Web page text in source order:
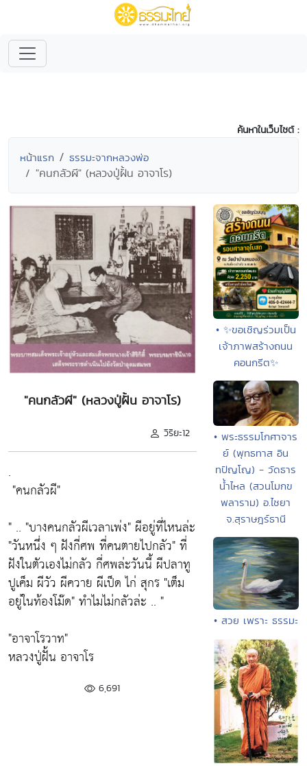
ค้นหาในเว็บไซต์ :
หน้าแรก ธรรมะจากหลวงพ่อ
"คนกลัวผี" (หลวงปู่ฝั้น อาจาโร)
"คนกลัวผี" (หลวงปู่ฝั้น อาจาโร)
วิริยะ12
.
"คนกลัวผี"
" .. "บางคนกลัวผีเวลาเพ่ง" ผีอยู่ที่ไหนล่ะ
"วันหนึ่ง ๆ ฝังกี่ศพ ที่คนตายไปกลัว"ที่
ฝังในตัวเองไม่กลัว กี่ศพล่ะวันนี้ ผีปลาทู
ปูเค็ม ผีวัว ผีควาย ผีเป็ด ไก่ สุกร "เต็ม
อยู่ในท้องโม๊ด"ทำไมไม่กลัวล่ะ .. "
"อาจาโรวาท"
หลวงปู่ฝั้น อาจาโร
6,691
• ✨ขอเชิญร่วมเป็น
เจ้าภาพสร้างถนน
คอนกรีต✨
• พระธรรมโกศาจาร
ย์ (พุทธทาส อิน
ทปัญโญ) - วัดธาร
น้ำไหล (สวนโมกข
พลาราม) อ.ไชยา
จ.สุราษฎร์ธานี
• สวย เพราะ ธรรมะ